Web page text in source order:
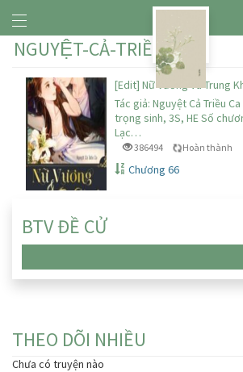
NGUYỆT-CẢ-TRIỀU-CA
[Edit] Nữ Vương và Trung
Tác giả: Nguyệt Cả Triều
trọng sinh, 3S, HE Số
Lạc…
386494 Hoàn thành
Chương 66
BTV ĐỀ CỬ
THEO DÕI NHIỀU
Chưa có truyện nào